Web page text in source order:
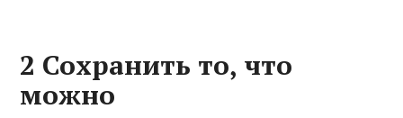
2 Сохранить то, что
можно